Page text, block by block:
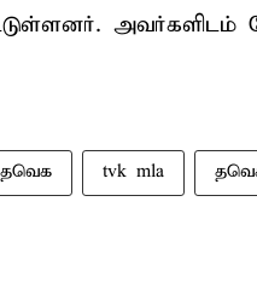
அவர்களிடம்
தவெக tvk mla